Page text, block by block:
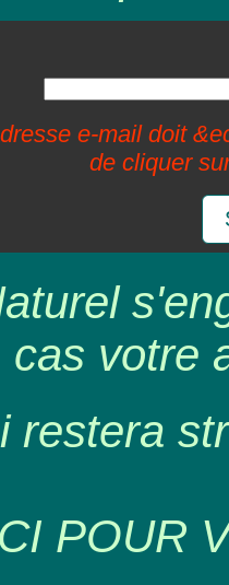
e-mail doit
de cliquer
cas votre
restera
POUR